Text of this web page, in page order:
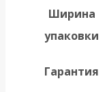
Ширина
упаковки
Гарантия